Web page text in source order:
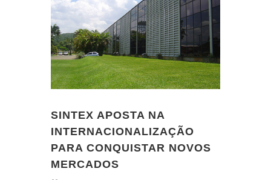
SINTEX APOSTA NA
INTERNACIONALIZAÇÃO
PARA CONQUISTAR NOVOS
MERCADOS